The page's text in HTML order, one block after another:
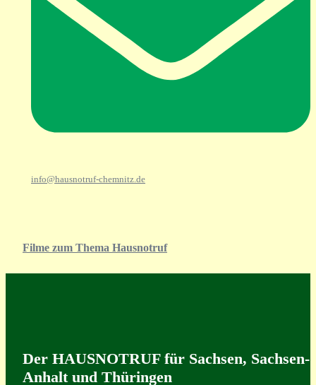
info@hausnotruf-chemnitz.de
Filme zum Thema Hausnotruf
Der HAUSNOTRUF für Sachsen, Sachsen-
Anhalt und Thüringen